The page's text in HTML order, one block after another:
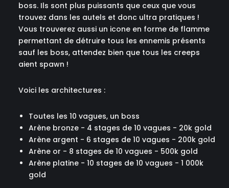
boss. Ils sont plus puissants que ceux que vous
trouvez dans les autels et donc ultra pratiques !
Vous trouverez aussi un icone en forme de flamme
permettant de détruire tous les ennemis présents
sauf les boss, attendez bien que tous les creeps
aient spawn !
Voici les architectures :
Toutes les 10 vagues, un boss
Arène bronze - 4 stages de 10 vagues - 20k gold
Arène argent - 6 stages de 10 vagues - 200k gold
Arène or - 8 stages de 10 vagues - 500k gold
Arène platine - 10 stages de 10 vagues - 1 000k
gold